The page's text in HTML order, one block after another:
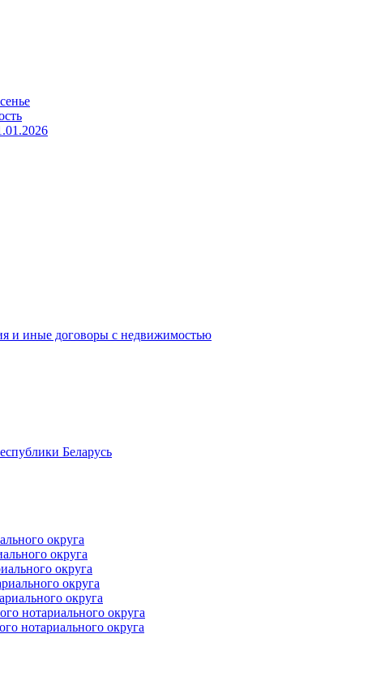
и иные договоры с недвижимостью
Беларусь
округа
округа
округа
округа
округа
нотариального округа
нотариального округа